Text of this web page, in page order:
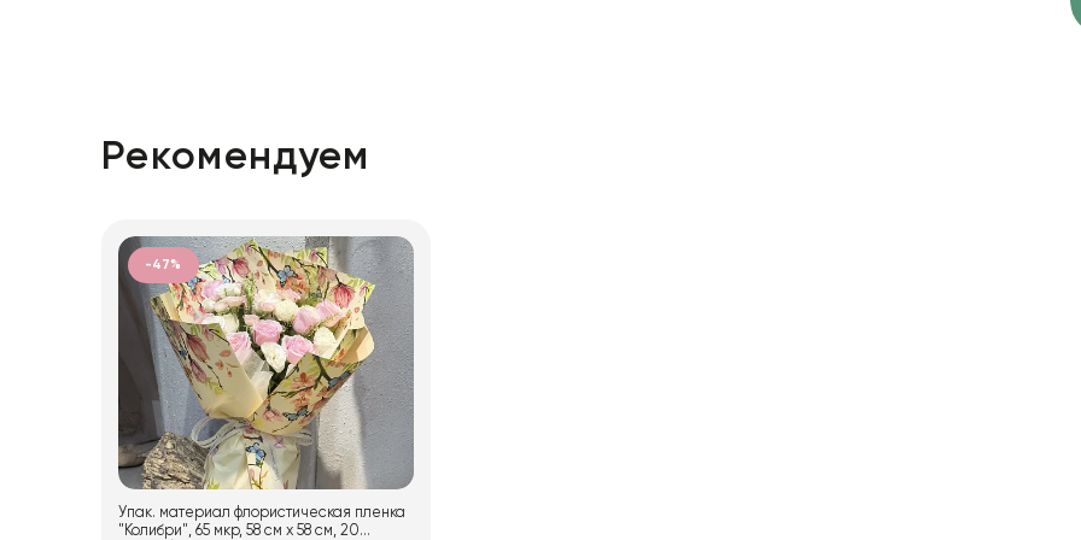
Рекомендуем
-47%
Упак. материал флористическая пленка
"Колибри", 65 мкр, 58 см х 58 cм, 20